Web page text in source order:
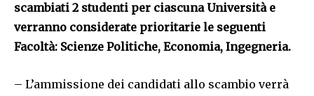
scambiati 2 studenti per ciascuna Università e
verranno considerate prioritarie le seguenti
Facoltà: Scienze Politiche, Economia, Ingegneria.
– L’ammissione dei candidati allo scambio verrà